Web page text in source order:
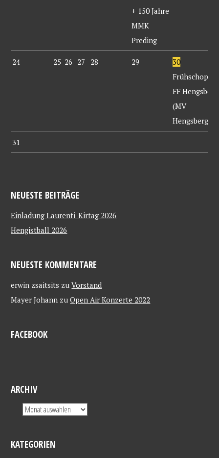
+ 150 Jahre
MMK
Preding
24 25 26 27 28 29
30
FF Hengsberg
(MV
Hengsberg)
31
NEUESTE BEITRÄGE
Einladung Laurenti-Kirtag 2026
Hengistball 2026
NEUESTE KOMMENTARE
erwin zsaitsits zuVorstand
Mayer Johann zuOpen Air Konzerte 2022
FACEBOOK
ARCHIV
KATEGORIEN